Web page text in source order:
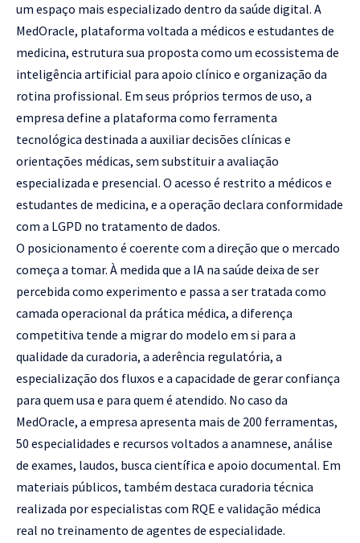
um espaço mais especializado dentro da saúde digital. A
MedOracle, plataforma voltada a médicos e estudantes de
medicina, estrutura sua proposta como um ecossistema de
inteligência artificial para apoio clínico e organização da
rotina profissional. Em seus próprios termos de uso, a
empresa define a plataforma como ferramenta
tecnológica destinada a auxiliar decisões clínicas e
orientações médicas, sem substituir a avaliação
especializada e presencial. O acesso é restrito a médicos e
estudantes de medicina, e a operação declara conformidade
com a LGPD no tratamento de dados.
O posicionamento é coerente com a direção que o mercado
começa a tomar. À medida que a IA na saúde deixa de ser
percebida como experimento e passa a ser tratada como
camada operacional da prática médica, a diferença
competitiva tende a migrar do modelo em si para a
qualidade da curadoria, a aderência regulatória, a
especialização dos fluxos e a capacidade de gerar confiança
para quem usa e para quem é atendido. No caso da
MedOracle, a empresa apresenta mais de 200 ferramentas,
50 especialidades e recursos voltados a anamnese, análise
de exames, laudos, busca científica e apoio documental. Em
materiais públicos, também destaca curadoria técnica
realizada por especialistas com RQE e validação médica
real no treinamento de agentes de especialidade.